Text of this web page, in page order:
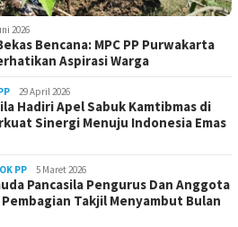
2026
Bencana: MPC PP Purwakarta
Aspirasi Warga
29 April 2026
Hadiri Apel Sabuk Kamtibmas di
Sinergi Menuju Indonesia Emas
PP 5 Maret 2026
Pancasila Pengurus Dan Anggota
Takjil Menyambut Bulan